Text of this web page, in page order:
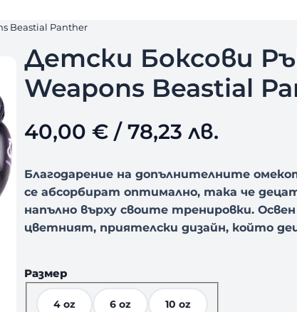
Beastial Panther
Детски Боксови
Weapons Beastial
40,00 €/ 78,23 лв.
Благодарение на допълнителните
се абсорбират оптимално, така че
напълно върху своите тренировки.
цветният, приятелски дизайн, който
Размер
4 oz 6 oz 10 oz